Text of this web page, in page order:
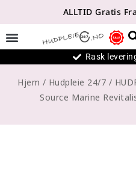
ALLTID Gratis
Rask
Hjem / Hudpleie 24/7 /
Source Marine